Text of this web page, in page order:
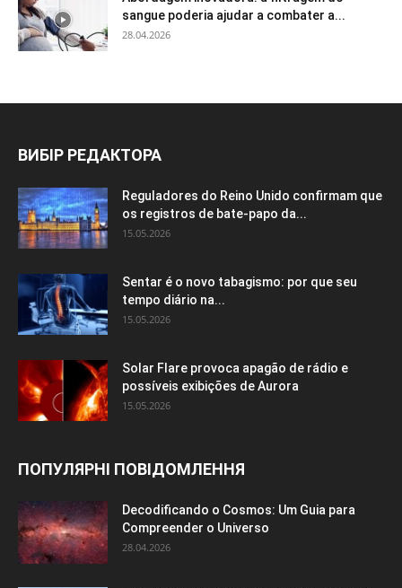
sangue poderia ajudar a combater a...
28.04.2026
ВИБІР РЕДАКТОРА
Reguladores do Reino Unido confirmam que
os registros de bate-papo da...
15.05.2026
Sentar é o novo tabagismo: por que seu
tempo diário na...
15.05.2026
Solar Flare provoca apagão de rádio e
possíveis exibições de Aurora
15.05.2026
ПОПУЛЯРНІ ПОВІДОМЛЕННЯ
Decodificando o Cosmos: Um Guia para
Compreender o Universo
28.04.2026